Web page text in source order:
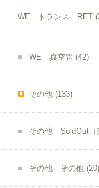
WE トランス RET
WE 真空管 (42)
その他 (133)
その他 SoldOut（
その他 その他 (20)